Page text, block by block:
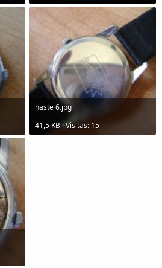
haste 6.jpg
41,5 KB · Visitas: 15